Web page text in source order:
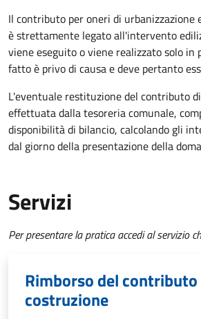
Il contributo per oneri di urbanizzazione
è strettamente legato all'intervento
viene eseguito o viene realizzato solo
fatto è privo di causa e deve pertanto
L'eventuale restituzione del contributo
effettuata dalla tesoreria comunale,
disponibilità di bilancio, calcolando gli
dal giorno della presentazione della
Servizi
Per presentare la pratica accedi al servizio
Rimborso del
costruzione